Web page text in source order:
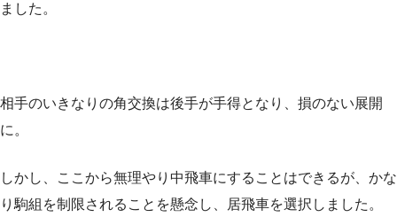
ました。
相手のいきなりの角交換は後手が手得となり、損のない展開
に。
しかし、ここから無理やり中飛車にすることはできるが、かな
り駒組を制限されることを懸念し、居飛車を選択しました。